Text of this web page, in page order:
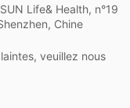
Life& Health, n°19
Chine
veuillez nous